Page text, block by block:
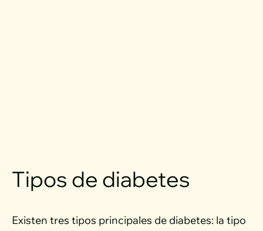
Tipos de diabetes
Existen tres tipos principales de diabetes: la tipo